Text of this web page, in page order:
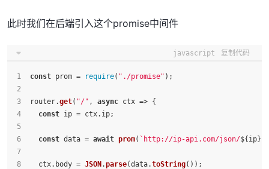
此时我们在后端引入这个promise中间件
javascript 复制代码
const prom = require( "./promise" );
router.get( "/" , async ctx => {
const ip = ctx. ip;
const data = await prom( `http://ip-api.com/json/${ip}
  ctx.
body = JSON .parse(data.toString());